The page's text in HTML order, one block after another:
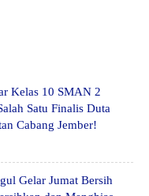
Kelas 10 SMAN 2
Satu Finalis Duta
Cabang Jember!
Gelar Jumat Bersih